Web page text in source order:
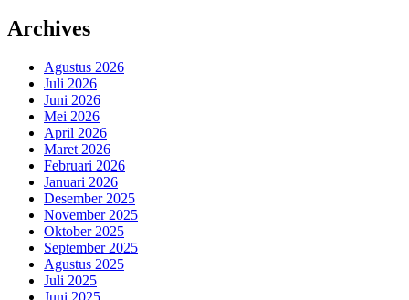
Archives
Agustus 2026
Juli 2026
Juni 2026
Mei 2026
April 2026
Maret 2026
Februari 2026
Januari 2026
Desember 2025
November 2025
Oktober 2025
September 2025
Agustus 2025
Juli 2025
Juni 2025